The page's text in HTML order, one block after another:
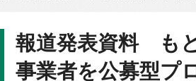
報道発表資料 も
事業者を公募型プ